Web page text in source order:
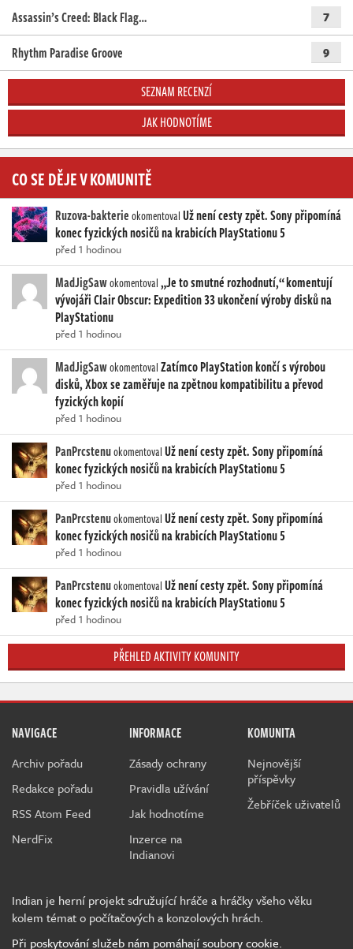
Assassin’s Creed: Black Flag… 7
Rhythm Paradise Groove 9
SEZNAM RECENZÍ
JAK HODNOTÍME
CO SE DĚJE V KOMUNITĚ
Ruzova-bakterieokomentovalUž není cesty zpět. Sony připomíná
konec fyzických nosičů na krabicích PlayStationu 5
před 1 hodinou
MadJigSawokomentoval„Je to smutné rozhodnutí,“ komentují
vývojáři Clair Obscur: Expedition 33 ukončení výroby disků na
PlayStationu
před 1 hodinou
MadJigSawokomentovalZatímco PlayStation končí s výrobou
disků, Xbox se zaměřuje na zpětnou kompatibilitu a převod
fyzických kopií
před 1 hodinou
PanPrcstenuokomentovalUž není cesty zpět. Sony připomíná
konec fyzických nosičů na krabicích PlayStationu 5
před 1 hodinou
PanPrcstenuokomentovalUž není cesty zpět. Sony připomíná
konec fyzických nosičů na krabicích PlayStationu 5
před 1 hodinou
PanPrcstenuokomentovalUž není cesty zpět. Sony připomíná
konec fyzických nosičů na krabicích PlayStationu 5
před 1 hodinou
PŘEHLED AKTIVITY KOMUNITY
NAVIGACE
Archiv pořadu
Redakce pořadu
RSS Atom Feed
NerdFix
INFORMACE
Zásady ochrany
Pravidla užívání
Jak hodnotíme
Inzerce na
Indianovi
KOMUNITA
Nejnovější
příspěvky
Žebříček uživatelů
Indian je herní projekt sdružující hráče a hráčky všeho věku
kolem témat o počítačových a konzolových hrách.
Při poskytování služeb nám pomáhají soubory cookie.